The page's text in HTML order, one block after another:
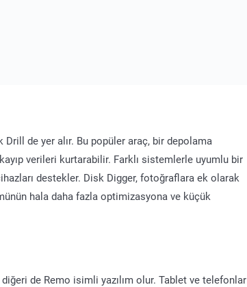
Drill de yer alır. Bu popüler araç, bir depolama
verileri kurtarabilir. Farklı sistemlerle uyumlu bir
destekler. Disk Digger, fotoğraflara ek olarak
hala daha fazla optimizasyona ve küçük
diğeri de Remo isimli yazılım olur. Tablet ve telefonlar